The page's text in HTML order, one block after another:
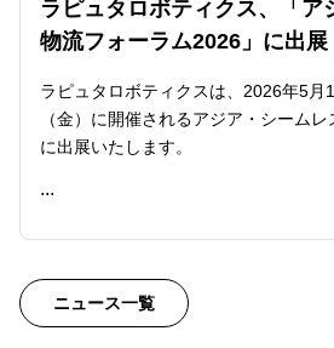
ラピュタロボティクス、「ア
物流フォーラム2026」に出展
ラピュタロボティクスは、2026年5月
（金）に開催されるアジア・シーム
に出展いたします。
...
READ ME
ニュース一覧